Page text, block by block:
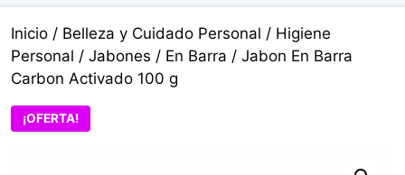
Inicio / Belleza y Cuidado Personal / Higiene
Personal / Jabones / En Barra / Jabon En Barra
Carbon Activado 100 g
¡OFERTA!